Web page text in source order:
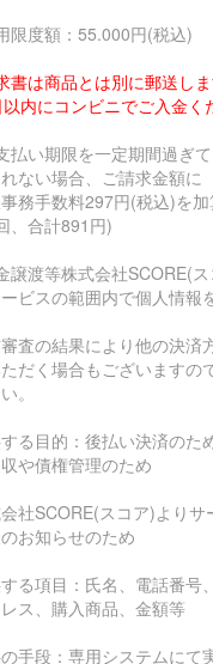
限度額：55.000円(税込)
書は商品とは別に郵送し
内にコンビニでご入金く
払い期限を一定期間過ぎ
ない場合、ご請求金額に
務手数料297円(税込)を
、合計891円)
譲渡等株式会社SCORE(
ビスの範囲内で個人情報
査の結果により他の決済
だく場合もございますの
。
る目的：後払い決済のた
や債権管理のため
社SCORE(スコア)よりサ
お知らせのため
る項目：氏名、電話番号
ス、購入商品、金額等
手段：専用システムにて